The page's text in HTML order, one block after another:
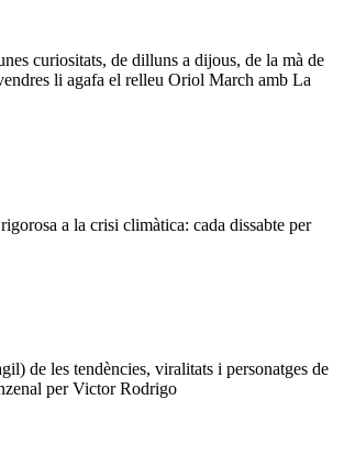
curiositats, de dilluns a dijous, de la mà de
li agafa el relleu Oriol March amb La
a la crisi climàtica: cada dissabte per
de les tendències, viralitats i personatges de
per Victor Rodrigo